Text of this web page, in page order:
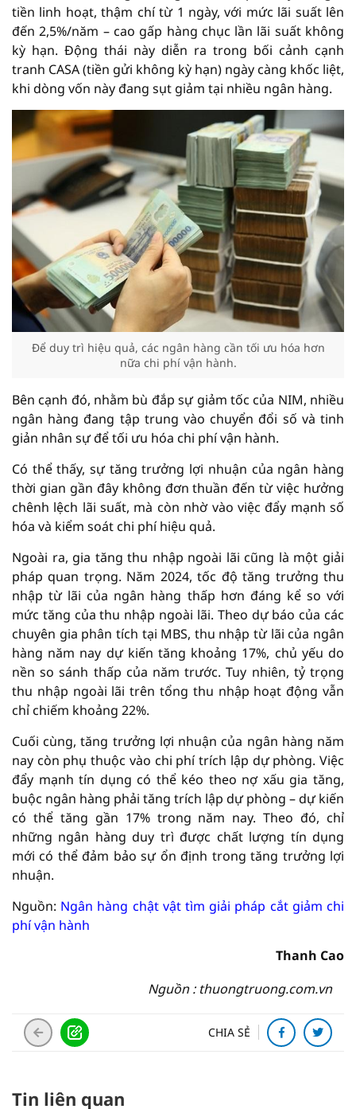
tiền linh hoạt, thậm chí từ 1 ngày, với mức lãi suất lên
đến 2,5%/năm – cao gấp hàng chục lần lãi suất không
kỳ hạn. Động thái này diễn ra trong bối cảnh cạnh
tranh CASA (tiền gửi không kỳ hạn) ngày càng khốc liệt,
khi dòng vốn này đang sụt giảm tại nhiều ngân hàng.
Để duy trì hiệu quả, các ngân hàng cần tối ưu hóa hơn
nữa chi phí vận hành.
Bên cạnh đó, nhằm bù đắp sự giảm tốc của NIM, nhiều
ngân hàng đang tập trung vào chuyển đổi số và tinh
giản nhân sự để tối ưu hóa chi phí vận hành.
Có thể thấy, sự tăng trưởng lợi nhuận của ngân hàng
thời gian gần đây không đơn thuần đến từ việc hưởng
chênh lệch lãi suất, mà còn nhờ vào việc đẩy mạnh số
hóa và kiểm soát chi phí hiệu quả.
Ngoài ra, gia tăng thu nhập ngoài lãi cũng là một giải
pháp quan trọng. Năm 2024, tốc độ tăng trưởng thu
nhập từ lãi của ngân hàng thấp hơn đáng kể so với
mức tăng của thu nhập ngoài lãi. Theo dự báo của các
chuyên gia phân tích tại MBS, thu nhập từ lãi của ngân
hàng năm nay dự kiến tăng khoảng 17%, chủ yếu do
nền so sánh thấp của năm trước. Tuy nhiên, tỷ trọng
thu nhập ngoài lãi trên tổng thu nhập hoạt động vẫn
chỉ chiếm khoảng 22%.
Cuối cùng, tăng trưởng lợi nhuận của ngân hàng năm
nay còn phụ thuộc vào chi phí trích lập dự phòng. Việc
đẩy mạnh tín dụng có thể kéo theo nợ xấu gia tăng,
buộc ngân hàng phải tăng trích lập dự phòng – dự kiến
có thể tăng gần 17% trong năm nay. Theo đó, chỉ
những ngân hàng duy trì được chất lượng tín dụng
mới có thể đảm bảo sự ổn định trong tăng trưởng lợi
nhuận.
Nguồn: Ngân hàng chật vật tìm giải pháp cắt giảm chi
phí vận hành
Thanh Cao
Nguồn : thuongtruong.com.vn
CHIA SẺ
Tin liên quan